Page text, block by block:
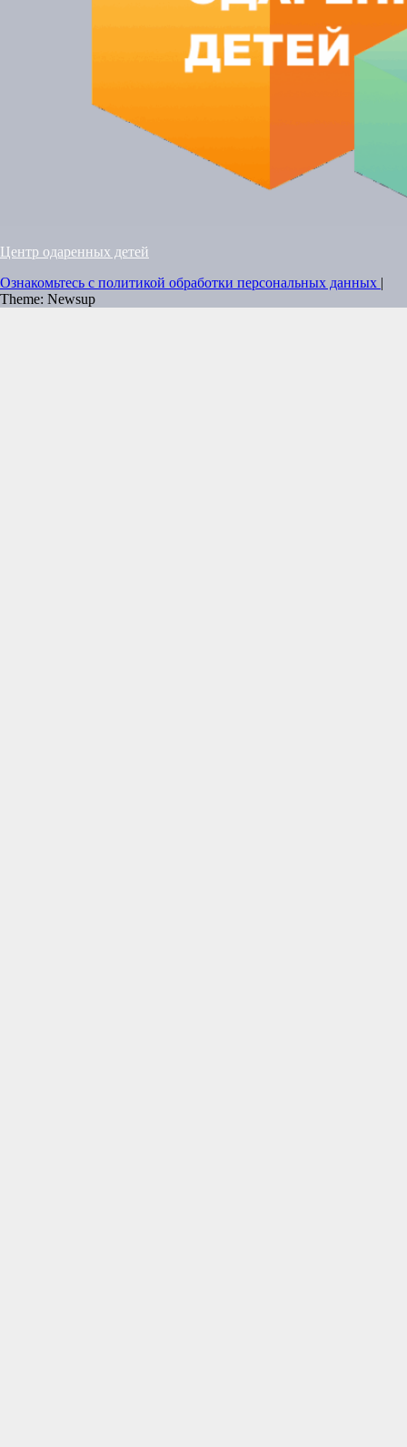
Центр одаренных детей
Ознакомьтесь с политикой обработки персональных данных |
Theme: Newsup